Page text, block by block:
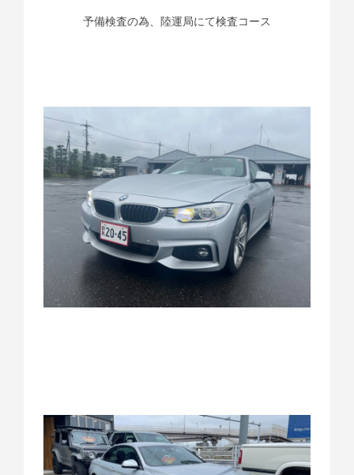
予備検査の為、陸運局にて検査コース